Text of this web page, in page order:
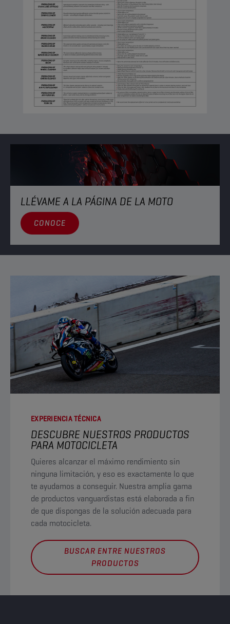
LLÉVAME A LA PÁGINA DE LA MOTO
CONOCE
EXPERIENCIA TÉCNICA
DESCUBRE NUESTROS PRODUCTOS
PARA MOTOCICLETA
Quieres alcanzar el máximo rendimiento sin
ninguna limitación, y eso es exactamente lo que
te ayudamos a conseguir. Nuestra amplia gama
de productos vanguardistas está elaborada a fin
de que dispongas de la solución adecuada para
cada motocicleta.
BUSCAR ENTRE NUESTROS
PRODUCTOS